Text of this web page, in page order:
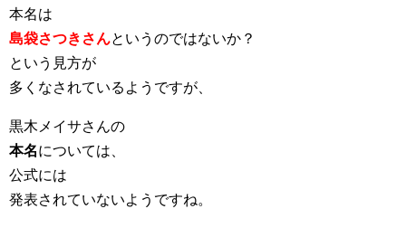
本名は
島袋さつきさんというのではないか ？
という見方が
多くなされているようですが、
黒木メイサさんの
本名については、
公式には
発表されていないようですね。